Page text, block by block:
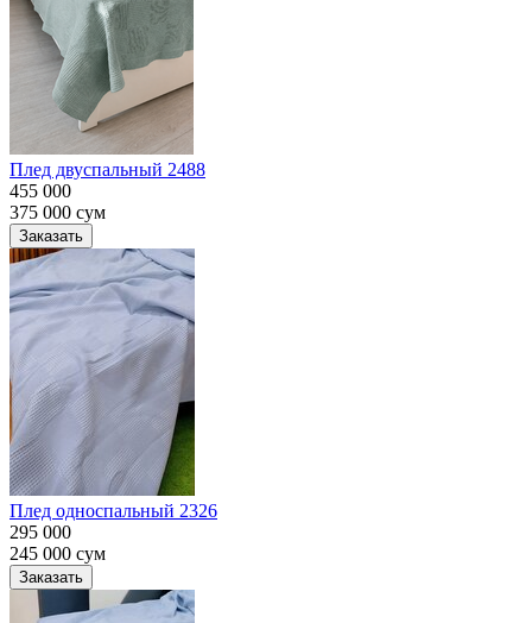
Плед двуспальный 2488
455 000
375 000 сум
Заказать
Плед односпальный 2326
295 000
245 000 сум
Заказать